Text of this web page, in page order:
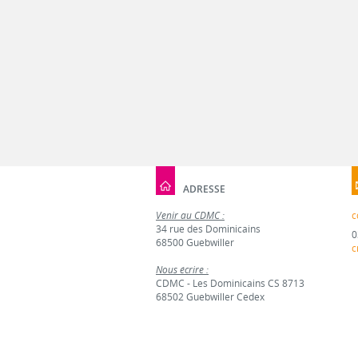
ADRESSE
Venir au CDMC :
34 rue des Dominicains
68500 Guebwiller
Nous écrire :
CDMC - Les Dominicains CS 8713
68502 Guebwiller Cedex